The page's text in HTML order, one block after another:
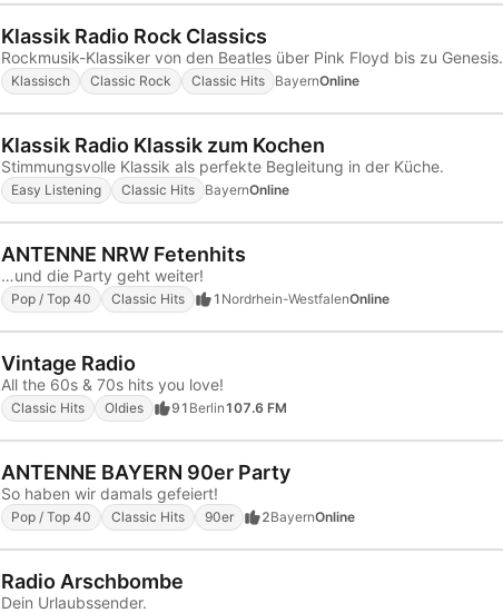
Klassik Radio Rock Classics
Rockmusik-Klassiker von den Beatles über Pink Floyd bis zu Genesis.
Klassisch Classic Rock Classic Hits BayernOnline
Klassik Radio Klassik zum Kochen
Stimmungsvolle Klassik als perfekte Begleitung in der Küche.
Easy Listening Classic Hits BayernOnline
ANTENNE NRW Fetenhits
…und die Party geht weiter!
Pop / Top 40 Classic Hits 1 Nordrhein-WestfalenOnline
Vintage Radio
All the 60s & 70s hits you love!
Classic Hits Oldies 91 Berlin107.6 FM
ANTENNE BAYERN 90er Party
So haben wir damals gefeiert!
Pop / Top 40 Classic Hits 90er 2BayernOnline
Radio Arschbombe
Dein Urlaubssender.